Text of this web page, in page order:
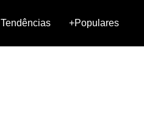
Tendências +Populares